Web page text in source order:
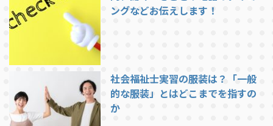
ングなどお伝えします！
社会福祉士実習の服装は？「一般
的な服装」とはどこまでを指すの
か